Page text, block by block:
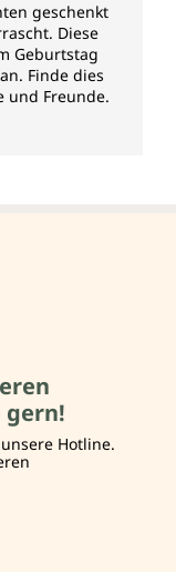
geschenkt
Diese
Geburtstag
Finde dies
und Freunde.
gern!
Hotline.